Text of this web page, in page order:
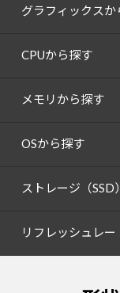
グラフィックスか
CPUから探す
メモリから探す
OSから探す
ストレージ（SSD
リフレッシュレ